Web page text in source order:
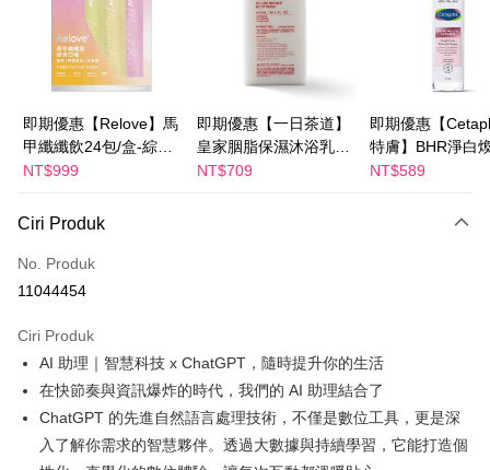
Easy Wallet
Google Pay
Plus PAY
AFTEE
1. Dengan memilih AFTEE sebagai kaedah pembayaran, mesej
2. Anda boleh meneruskan pembayaran selepas pengesahan SMS.
3. Tiada bayaran diperlukan apabila pesanan disahkan. Produk akan
4. Setelah pesanan disahkan, anda akan menerima SMS pembayaran
AFTEE.
5. Tiada bayaran diperlukan apabila anda menerima produk. Sila buat
pembayaran di empat kedai serbaneka utama, ATM atau perbankan
dalam talian dengan SMS pembayaran atau pemberitahuan tolak aplikasi
AFTEE.
Pemindahan ATM
NT$100/pesanan | Penghantaran percuma untuk pesanan
NT$600 atau lebih
離島配送
NT$150/pesanan | Penghantaran percuma untuk pesanan
即期優惠【Relove】馬
甲纖纖飲24包/盒-綜合
口味(效期2027-01-22)
NT$999
即期優惠【一日茶道】
皇家胭脂保濕沐浴乳
600ml 效期2027/2/19
NT$709
即期優惠【
特膚】BHR淨白
妝水 150mL 效期
NT$589
Ciri Produk
No. Produk
11044454
Ciri Produk
AI 助理｜智慧科技 x ChatGPT，隨時提升你的生活
在快節奏與資訊爆炸的時代，我們的 AI 助理結合了
ChatGPT 的先進自然語言處理技術，不僅是數位工具，更是深
入了解你需求的智慧夥伴。透過大數據與持續學習，它能打造個